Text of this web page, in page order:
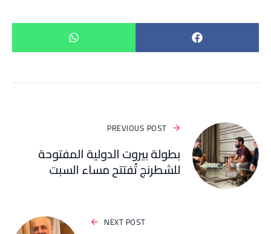
PREVIOUS POST
بطولة بيروت الدولية المفتوحة
للشطرنج تُفتتح مساء السبت
NEXT POST